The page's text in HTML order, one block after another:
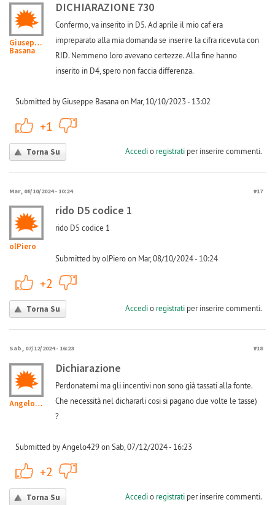
Giuseppe
Basana
DICHIARAZIONE 730
Confermo, va inserito in D5. Ad aprile il mio caf era
impreparato alla mia domanda se inserire la cifra ricevuta con
RID. Nemmeno loro avevano certezze. Alla fine hanno
inserito in D4, spero non faccia differenza.
Submitted by Giuseppe Basana on Mar, 10/10/2023 - 13:02
+1
Torna Su Accedio registratiper inserire commenti.
Mar, 08/10/2024 - 10:24 #17
olPiero
rido D5 codice 1
rido D5 codice 1
Submitted by olPiero on Mar, 08/10/2024 - 10:24
+2
Torna Su Accedio registratiper inserire commenti.
Sab, 07/12/2024 - 16:23 #18
Angelo429
Dichiarazione
Perdonatemi ma gli incentivi non sono già tassati alla fonte.
Che necessità nel dichararli cosi si pagano due volte le tasse)
?
Submitted by Angelo429 on Sab, 07/12/2024 - 16:23
+2
Torna Su Accedio registratiper inserire commenti.